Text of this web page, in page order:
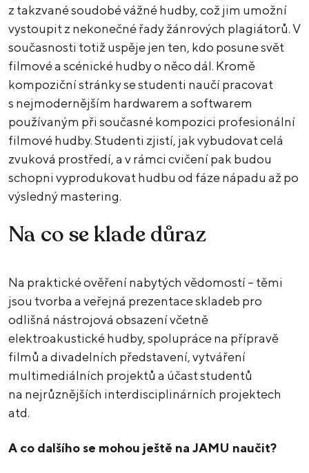
z takzvané soudobé vážné hudby, což jim umožní
vystoupit z nekonečné řady žánrových plagiátorů. V
současnosti totiž uspěje jen ten, kdo posune svět
filmové a scénické hudby o něco dál. Kromě
kompoziční stránky se studenti naučí pracovat
s nejmodernějším hardwarem a softwarem
používaným při současné kompozici profesionální
filmové hudby. Studenti zjistí, jak vybudovat celá
zvuková prostředí, a v rámci cvičení pak budou
schopni vyprodukovat hudbu od fáze nápadu až po
výsledný mastering.
Na co se klade důraz
Na praktické ověření nabytých vědomostí – těmi
jsou tvorba a veřejná prezentace skladeb pro
odlišná nástrojová obsazení včetně
elektroakustické hudby, spolupráce na přípravě
filmů a divadelních představení, vytváření
multimediálních projektů a účast studentů
na nejrůznějších interdisciplinárních projektech
atd.
A co dalšího se mohou ještě na JAMU naučit?